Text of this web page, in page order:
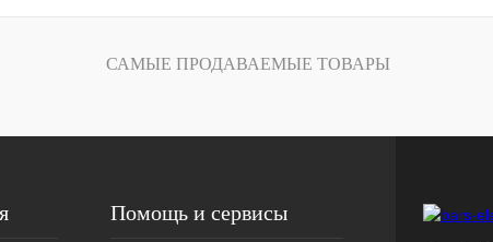
Сравнение
САМЫЕ ПРОДАВАЕМЫЕ ТОВАРЫ
Помощь и сервисы